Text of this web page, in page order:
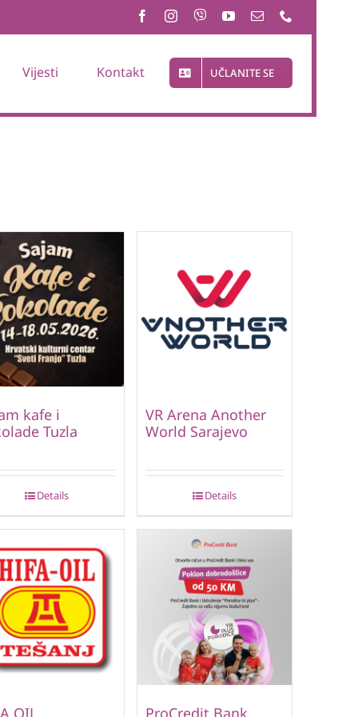
Vijesti Kontakt UČLANITE SE
kafe i
Tuzla
Details
VR Arena Another
World Sarajevo
Details
OIL ProCredit Bank